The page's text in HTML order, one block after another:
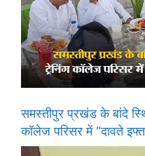
समस्तीपुर प्रखंड के बांदे
कॉलेज परिसर में “दावते